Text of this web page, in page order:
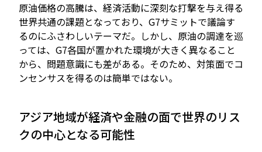
原油価格の高騰は、経済活動に深刻な打撃を与え得る
世界共通の課題となっており、G7サミットで議論す
るのにふさわしいテーマだ。しかし、原油の調達を巡
っては、G7各国が置かれた環境が大きく異なること
から、問題意識にも差がある。そのため、対策面でコ
ンセンサスを得るのは簡単ではない。
アジア地域が経済や金融の面で世界のリス
クの中心となる可能性